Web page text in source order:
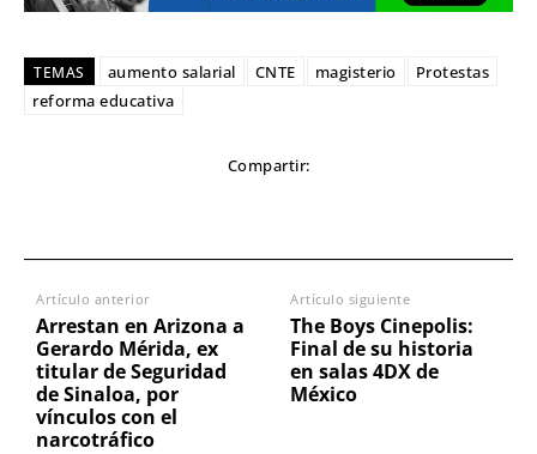
TEMAS aumento salarial CNTE magisterio
Protestas
reforma educativa
Compartir:
Artículo anterior
Arrestan en Arizona a
Gerardo Mérida, ex
titular de Seguridad
de Sinaloa, por
vínculos con el
narcotráfico
Artículo siguiente
The Boys Cinepolis:
Final de su historia
en salas 4DX de
México